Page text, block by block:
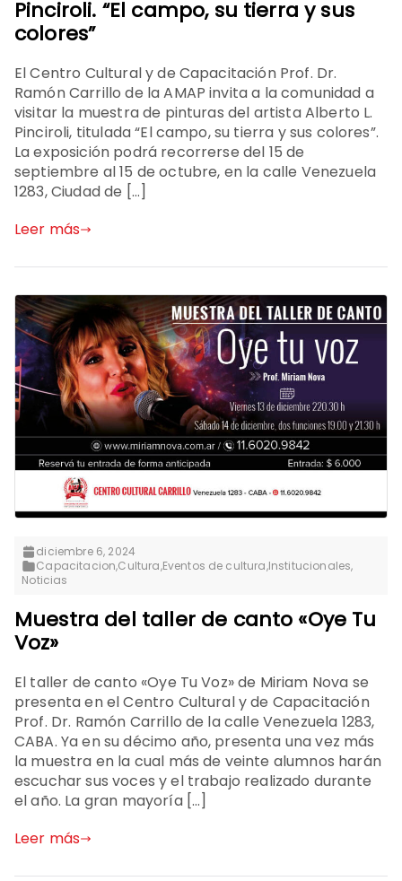
Pinciroli. “El campo, su tierra y sus
colores”
El Centro Cultural y de Capacitación Prof. Dr.
Ramón Carrillo de la AMAP invita a la comunidad a
visitar la muestra de pinturas del artista Alberto L.
Pinciroli, titulada “El campo, su tierra y sus colores”.
La exposición podrá recorrerse del 15 de
septiembre al 15 de octubre, en la calle Venezuela
1283, Ciudad de […]
Leer más
diciembre 6, 2024
Capacitacion,Cultura,Eventos de cultura,Institucionales,
Noticias
Muestra del taller de canto «Oye Tu
Voz»
El taller de canto «Oye Tu Voz» de Miriam Nova se
presenta en el Centro Cultural y de Capacitación
Prof. Dr. Ramón Carrillo de la calle Venezuela 1283,
CABA. Ya en su décimo año, presenta una vez más
la muestra en la cual más de veinte alumnos harán
escuchar sus voces y el trabajo realizado durante
el año. La gran mayoría […]
Leer más